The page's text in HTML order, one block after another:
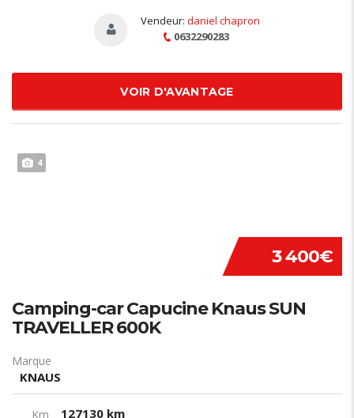
Vendeur: daniel chapron
0632290283
VOIR D'AVANTAGE
4
3 400€
Camping-car Capucine Knaus SUN
TRAVELLER 600K
Marque
KNAUS
Km 127130 km